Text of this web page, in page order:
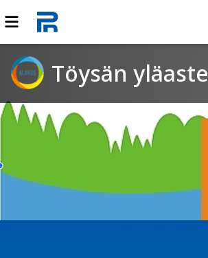
Töysän yläaste